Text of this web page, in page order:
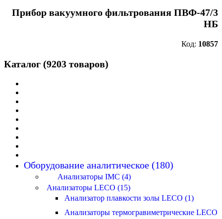
Прибор вакуумного фильтрования ПВФ-47/3
НБ
Код: 10857
Каталог (9203 товаров)
Оборудование аналитическое (180)
Анализаторы IMC (4)
Анализаторы LECO (15)
Анализатор плавкости золы LECO (1)
Анализаторы термогравиметрические LECO